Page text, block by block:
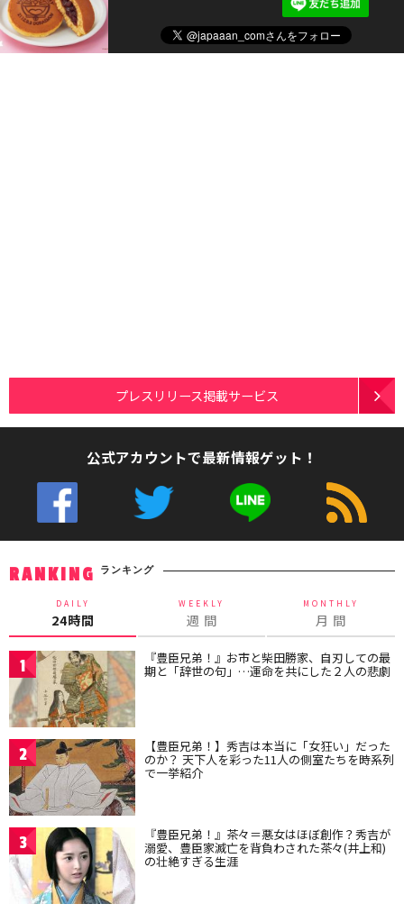
プレスリリース掲載サービス
公式アカウントで最新情報ゲット！
RANKING ランキング
DAILY
24時間
WEEKLY
週 間
MONTHLY
月 間
1 『豊臣兄弟！』お市と柴田勝家、自刃しての最
期と「辞世の句」…運命を共にした２人の悲劇
2 【豊臣兄弟！】秀吉は本当に「女狂い」だった
のか？ 天下人を彩った11人の側室たちを時系列
で一挙紹介
3 『豊臣兄弟！』茶々＝悪女はほぼ創作？秀吉が
溺愛、豊臣家滅亡を背負わされた茶々(井上和)
の壮絶すぎる生涯